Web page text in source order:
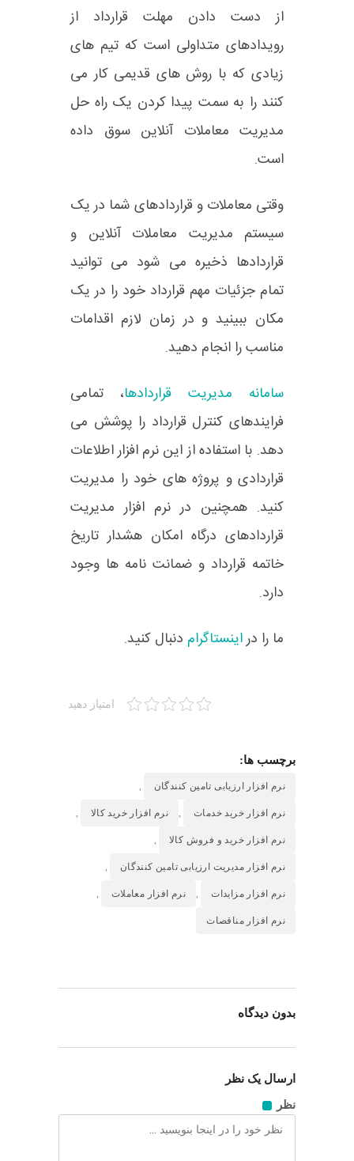
از دست دادن مهلت قرارداد از
رویدادهای متداولی است که تیم های
زیادی که با روش های قدیمی کار می
کنند را به سمت پیدا کردن یک راه حل
مدیریت معاملات آنلاین سوق داده
است.
وقتی معاملات و قراردادهای شما در یک
سیستم مدیریت معاملات آنلاین و
قراردادها ذخیره می شود می توانید
تمام جزئیات مهم قرارداد خود را در یک
مکان ببینید و در زمان لازم اقدامات
مناسب را انجام دهید.
سامانه مدیریت قراردادها، تمامی
فرایندهای کنترل قرارداد را پوشش می
دهد. با استفاده از این نرم افزار اطلاعات
قراردادی و پروژه های خود را مدیریت
کنید. همچنین در نرم افزار مدیریت
قراردادهای درگاه امکان هشدار تاریخ
خاتمه قرارداد و ضمانت نامه ها وجود
دارد.
ما را دراینستاگرام دنبال کنید.
امتیاز دهید
برچسب ها:
نرم افزار ارزیابی تامین کنندگان ,
نرم افزار خرید خدمات , نرم افزار خرید کالا ,
نرم افزار خرید و فروش کالا ,
نرم افزار مدیریت ارزیابی تامین کنندگان ,
نرم افزار مزایدات , نرم افزار معاملات ,
نرم افزار مناقصات
بدون دیدگاه
ارسال یک نظر
نظر